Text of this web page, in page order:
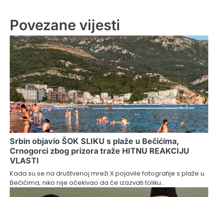
Povezane vijesti
Srbin objavio ŠOK SLIKU s plaže u Bečićima,
Crnogorci zbog prizora traže HITNU REAKCIJU
VLASTI
Kada su se na društvenoj mreži X pojavile fotografije s plaže u
Bečićima, niko nije očekivao da će izazvati toliku…